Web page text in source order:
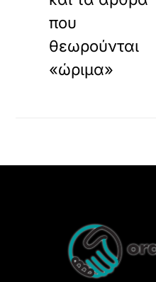
που
θεωρούνται
«ώριμα»